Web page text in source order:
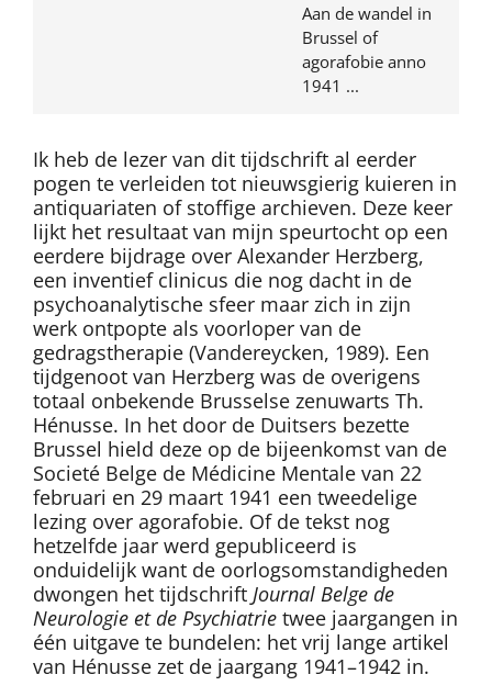
Aan de wandel in
Brussel of
agorafobie anno
1941 ...
Ik heb de lezer van dit tijdschrift al eerder
pogen te verleiden tot nieuwsgierig kuieren in
antiquariaten of stoffige archieven. Deze keer
lijkt het resultaat van mijn speurtocht op een
eerdere bijdrage over Alexander Herzberg,
een inventief clinicus die nog dacht in de
psychoanalytische sfeer maar zich in zijn
werk ontpopte als voorloper van de
gedragstherapie (Vandereycken, 1989). Een
tijdgenoot van Herzberg was de overigens
totaal onbekende Brusselse zenuwarts Th.
Hénusse. In het door de Duitsers bezette
Brussel hield deze op de bijeenkomst van de
Societé Belge de Médicine Mentale van 22
februari en 29 maart 1941 een tweedelige
lezing over agorafobie. Of de tekst nog
hetzelfde jaar werd gepubliceerd is
onduidelijk want de oorlogsomstandigheden
dwongen het tijdschrift Journal Belge de
Neurologie et de Psychiatrie twee jaargangen in
één uitgave te bundelen: het vrij lange artikel
van Hénusse zet de jaargang 1941–1942 in.